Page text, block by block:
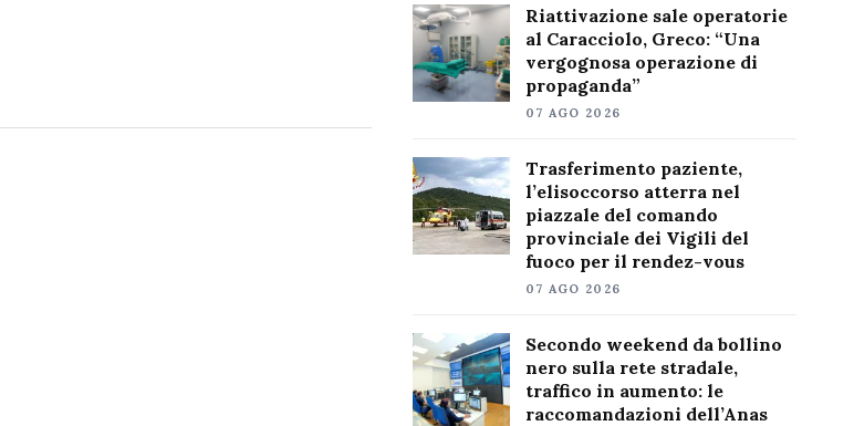
Riattivazione sale operatorie
al Caracciolo, Greco: “Una
vergognosa operazione di
propaganda”
07 AGO 2026
Trasferimento paziente,
l’elisoccorso atterra nel
piazzale del comando
provinciale dei Vigili del
fuoco per il rendez-vous
07 AGO 2026
Secondo weekend da bollino
nero sulla rete stradale,
traffico in aumento: le
raccomandazioni dell’Anas